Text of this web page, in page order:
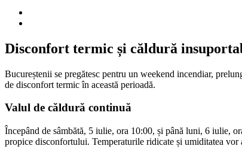
Disconfort termic și căldură
Bucureștenii se pregătesc pentru un weekend incendiar,
de disconfort termic în această perioadă.
Valul de căldură continuă
Începând de sâmbătă, 5 iulie, ora 10:00, și până luni, 6 iulie,
propice disconfortului. Temperaturile ridicate și umiditatea